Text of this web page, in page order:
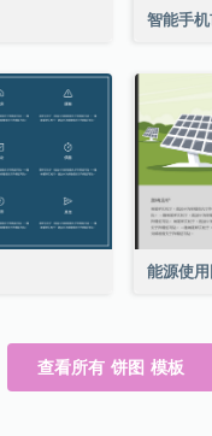
智能手
能源使
查看所有 饼图 模板